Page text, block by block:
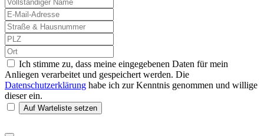
Ich stimme zu, dass meine eingegebenen Daten für mein
Anliegen verarbeitet und gespeichert werden. Die
Datenschutzerklärung habe ich zur Kenntnis genommen und willige
dieser ein.
Auf Warteliste setzen